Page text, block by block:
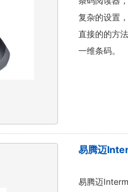
复杂的设置
直接的的方
一维条码。
易腾迈
易腾迈